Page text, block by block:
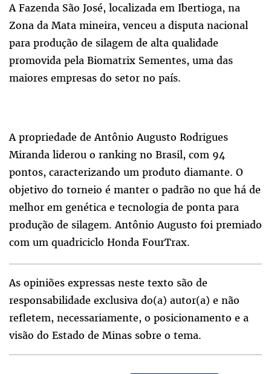
A Fazenda São José, localizada em Ibertioga, na
Zona da Mata mineira, venceu a disputa nacional
para produção de silagem de alta qualidade
promovida pela Biomatrix Sementes, uma das
maiores empresas do setor no país.
A propriedade de Antônio Augusto Rodrigues
Miranda liderou o ranking no Brasil, com 94
pontos, caracterizando um produto diamante. O
objetivo do torneio é manter o padrão no que há de
melhor em genética e tecnologia de ponta para
produção de silagem. Antônio Augusto foi premiado
com um quadriciclo Honda FourTrax.
As opiniões expressas neste texto são de
responsabilidade exclusiva do(a) autor(a) e não
refletem, necessariamente, o posicionamento e a
visão do Estado de Minas sobre o tema.